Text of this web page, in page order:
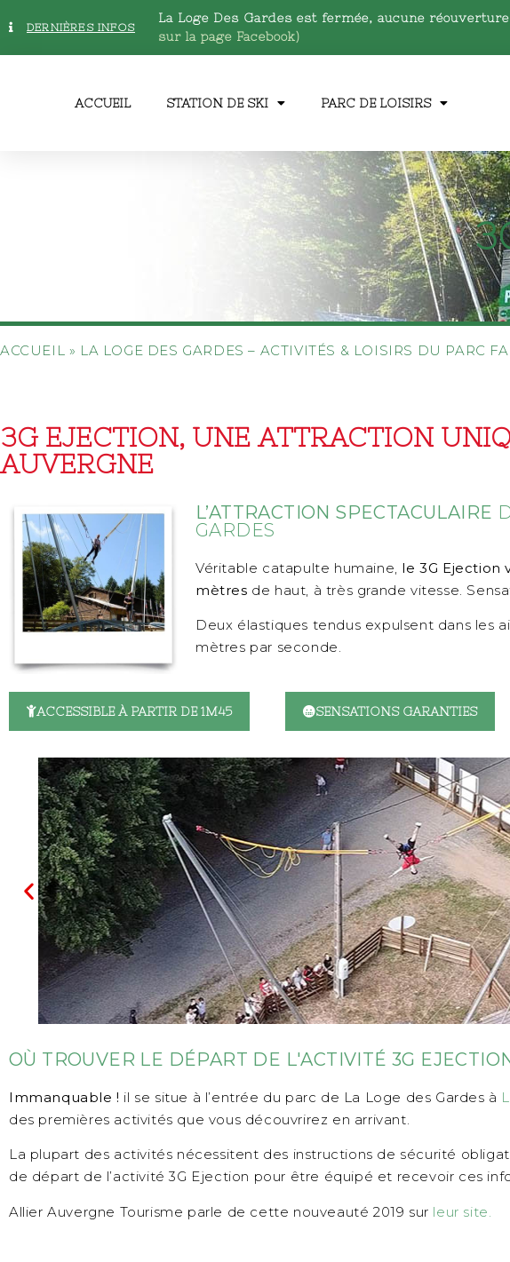
DERNIÈRES INFOS
La Loge Des Gardes est fermée, aucune
sur la page Facebook)
ACCUEIL STATION DE SKI PARC DE LOISIRS
ACCUEIL » LA LOGE DES GARDES – ACTIVITÉS & LOISIRS DU PARC
3G EJECTION, UNE ATTRACTION
AUVERGNE
L’ATTRACTION SPECTACULAIRE
GARDES
Véritable catapulte humaine, le 3G Ejection
mètres de haut, à très grande vitesse.
Deux élastiques tendus expulsent dans les
mètres par seconde.
ACCESSIBLE À PARTIR DE 1M45 SENSATIONS GARANTIES
OÙ TROUVER LE DÉPART DE L'ACTIVITÉ 3G
Immanquable ! il se situe à l’entrée du parc de La Loge des Gardes à
des premières activités que vous découvrirez en arrivant.
La plupart des activités nécessitent des instructions de sécurité
de départ de l’activité 3G Ejection pour être équipé et recevoir ces
Allier Auvergne Tourisme parle de cette nouveauté 2019 sur leur site.